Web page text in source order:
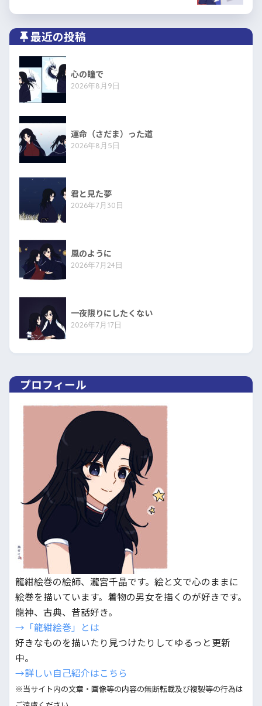
最近の投稿
心の瞳で
2026年8月9日
運命（さだま）った道
2026年8月5日
君と見た夢
2026年7月30日
風のように
2026年7月24日
一夜限りにしたくない
2026年7月17日
プロフィール
龍紺絵巻の絵師、瀧宮千晶です。絵と文で心のままに
絵巻を描いています。着物の男女を描くのが好きです。
龍神、古典、昔話好き。
→「龍紺絵巻」とは
好きなものを描いたり見つけたりしてゆるっと更新
中。
→詳しい自己紹介はこちら
※当サイト内の文章・画像等の内容の無断転載及び複製等の行為は